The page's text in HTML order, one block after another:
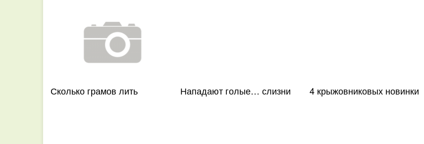
Сколько грамов лить Нападают голые… слизни 4 крыжовниковых новинки